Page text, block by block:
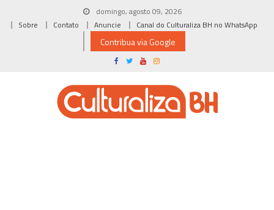
domingo, agosto 09, 2026
Sobre
Contato Anuncie Canal do Culturaliza BH no WhatsApp
Contribua via Google